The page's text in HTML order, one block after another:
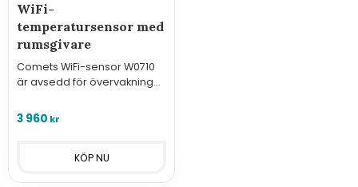
WiFi-
temperatursensor med
rumsgivare
Comets WiFi-sensor W0710
är avsedd för övervakning
integrerad
3 960 kr